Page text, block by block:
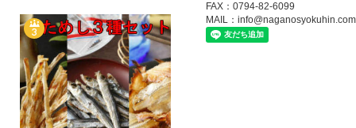
FAX：0794-82-6099
MAIL： info@naganosyokuhin.com